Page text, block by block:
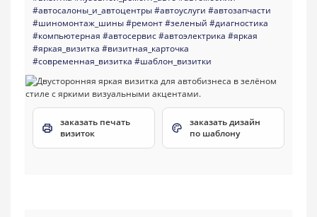
#aвтосалоны_и_автоцентры#автоуслуги #автозапчасти
#шиномонтаж_шины#ремонт#зеленый #диагностика
#компьютерная #автосервис#автоэлектрика #яркая
#яркая_визитка #визитная_карточка
#современная_визитка #шаблон_визитки
заказать печать
визиток
заказать дизайн
по шаблону